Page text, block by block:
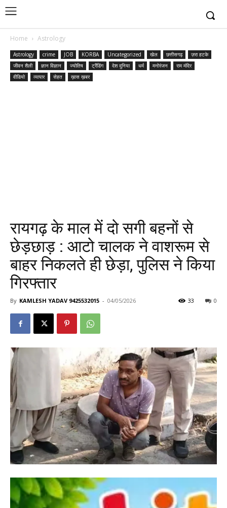
Home Astrology
Astrology crime JOB KORBA Uncategorized खेल छत्तीसगढ़
ज़रा हटके
जीवन शैली
ज्ञान विज्ञान ज्योतिष ट्रैंडिंग देश दुनिया धर्म मनोरंजन
राम मंदिर
वीडियो
व्यापार सेहत ख़ास ख़बर
रायगढ़ के माल में दो सगी बहनों से
छेड़छाड़ : आटो चालक ने वाशरूम से
बाहर निकलते ही छेड़ा, पुलिस ने किया
गिरफ्तार
By KAMLESH YADAV 9425532015 - 04/05/2026 0
33